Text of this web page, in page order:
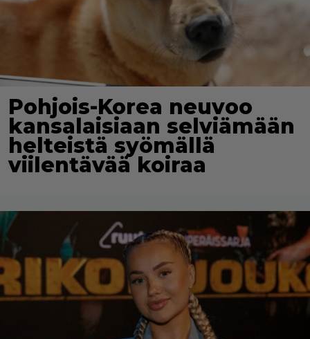
Pohjois-Korea neuvoo
kansalaisiaan selviämään
helteistä syömällä
viilentävää koiraa